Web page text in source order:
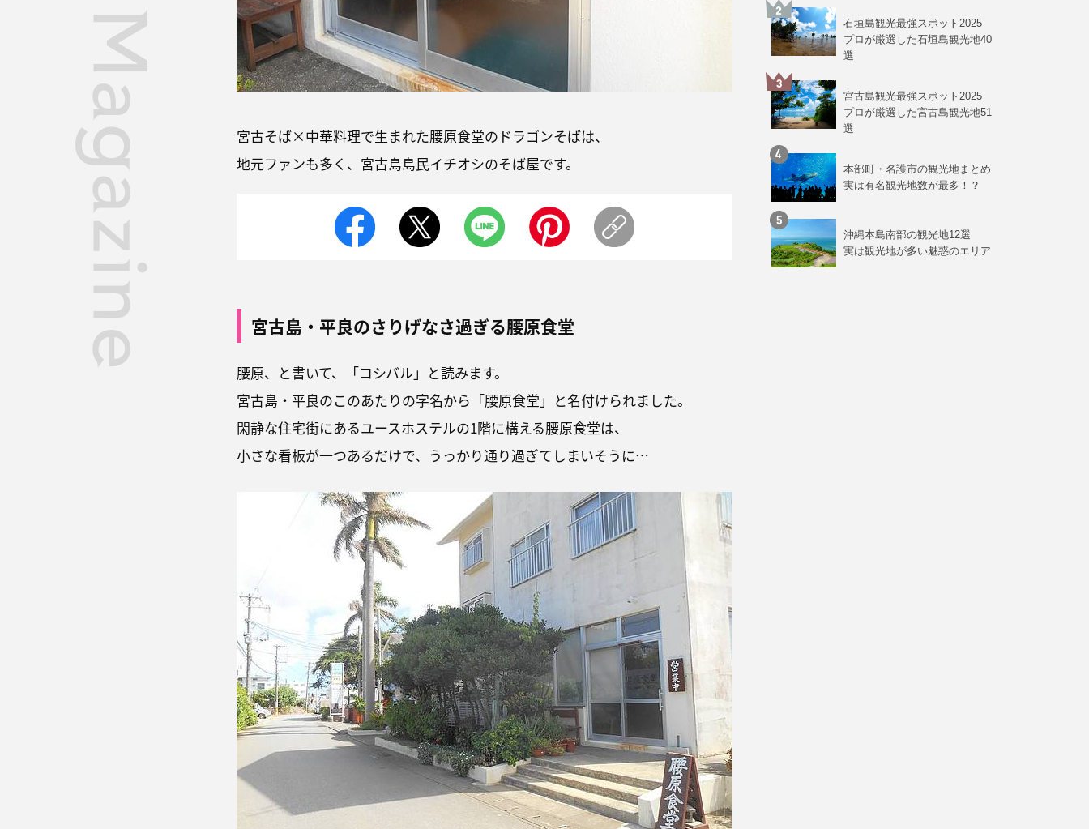
宮古そば×中華料理で生まれた腰原食堂のドラゴンそばは、
地元ファンも多く、宮古島島民イチオシのそば屋です。
宮古島・平良のさりげなさ過ぎる腰原食堂
腰原、と書いて、「コシバル」と読みます。
宮古島・平良のこのあたりの字名から「腰原食堂」と名付けられました。
閑静な住宅街にあるユースホステルの1階に構える腰原食堂は、
小さな看板が一つあるだけで、うっかり通り過ぎてしまいそうに…
石垣島観光最強スポット2025
プロが厳選した石垣島観光地40
選
宮古島観光最強スポット2025
プロが厳選した宮古島観光地51
選
本部町・名護市の観光地まとめ
実は有名観光地数が最多！？
沖縄本島南部の観光地12選
実は観光地が多い魅惑のエリア